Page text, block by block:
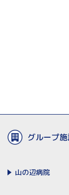
グループ
山の辺病院